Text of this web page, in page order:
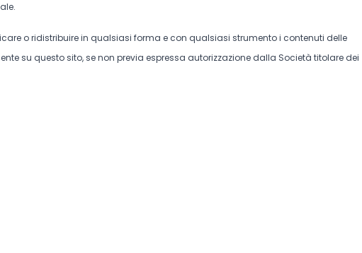
o ridistribuire in qualsiasi forma e con qualsiasi strumento i contenuti delle
su questo sito, se non previa espressa autorizzazione dalla Società titolare dei